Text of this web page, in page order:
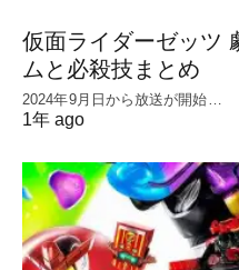
仮面ライダーゼッツ
ムと必殺技まとめ
2024年9月日から放送が開始…
1年 ago